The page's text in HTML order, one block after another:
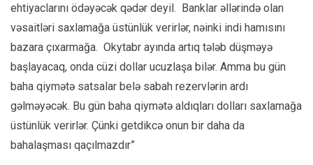
ehtiyaclarını ödəyəcək qədər deyil. Banklar əllərində olan
vəsaitləri saxlamağa üstünlük verirlər, nəinki indi hamısını
bazara çıxarmağa. Okytabr ayında artıq tələb düşməyə
başlayacaq, onda cüzi dollar ucuzlaşa bilər. Amma bu gün
baha qiymətə satsalar belə sabah rezervlərin ardı
gəlməyəcək. Bu gün baha qiymətə aldıqları dolları saxlamağa
üstünlük verirlər. Çünki getdikcə onun bir daha da
bahalaşması qaçılmazdır”